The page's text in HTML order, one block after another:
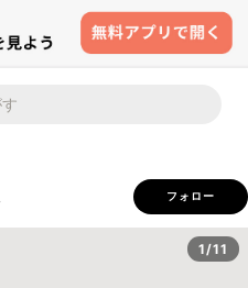
フォロー
1/11